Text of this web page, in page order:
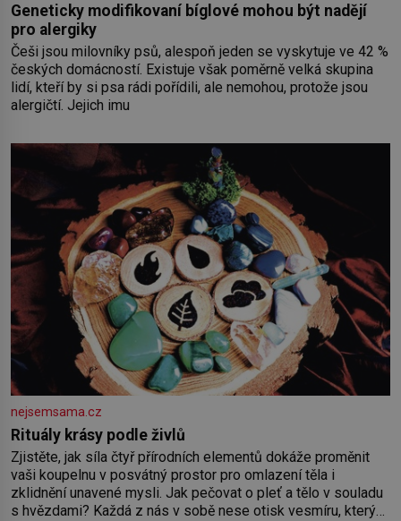
Geneticky modifikovaní bíglové mohou být nadějí
pro alergiky
Češi jsou milovníky psů, alespoň jeden se vyskytuje ve 42 %
českých domácností. Existuje však poměrně velká skupina
lidí, kteří by si psa rádi pořídili, ale nemohou, protože jsou
alergičtí. Jejich imu
nejsemsama.cz
Rituály krásy podle živlů
Zjistěte, jak síla čtyř přírodních elementů dokáže proměnit
vaši koupelnu v posvátný prostor pro omlazení těla i
zklidnění unavené mysli. Jak pečovat o pleť a tělo v souladu
s hvězdami? Každá z nás v sobě nese otisk vesmíru, který